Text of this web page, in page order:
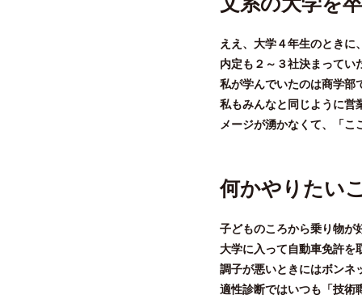
ええ、大学４年生のとき
内定も２～３社決まって
私が学んでいたのは商学部
私もみんなと同じように営
メージが湧かなくて、「
何かやりたい
子どものころから乗り物が
大学に入って自動車免許
調子が悪いときにはボンネ
適性診断ではいつも「技術